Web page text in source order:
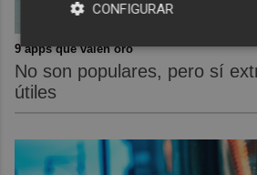
9 apps que valen oro
No son populares, pero sí
útiles
CONFIGURAR